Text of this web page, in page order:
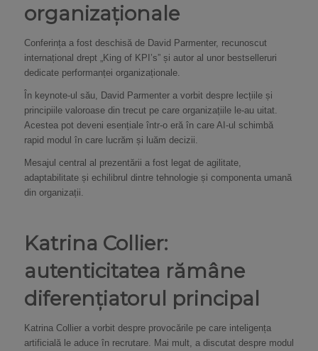
organizaționale
Conferința a fost deschisă de David Parmenter, recunoscut
internațional drept „King of KPI’s” și autor al unor bestselleruri
dedicate performanței organizaționale.
În keynote-ul său, David Parmenter a vorbit despre lecțiile și
principiile valoroase din trecut pe care organizațiile le-au uitat.
Acestea pot deveni esențiale într-o eră în care AI-ul schimbă
rapid modul în care lucrăm și luăm decizii.
Mesajul central al prezentării a fost legat de agilitate,
adaptabilitate și echilibrul dintre tehnologie și componenta umană
din organizații.
Katrina Collier:
autenticitatea rămâne
diferențiatorul principal
Katrina Collier a vorbit despre provocările pe care inteligența
artificială le aduce în recrutare. Mai mult, a discutat despre modul